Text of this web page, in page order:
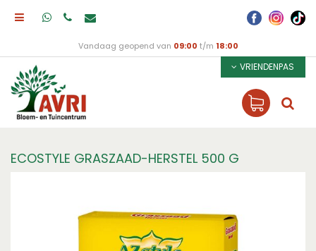
Vandaag geopend van 09:00 t/m 18:00
VRIENDENPAS
ECOSTYLE GRASZAAD-HERSTEL 500 G